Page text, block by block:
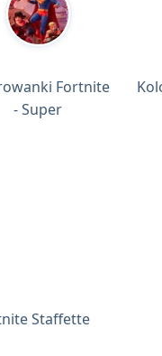
Fortnite
- Super
Staffette